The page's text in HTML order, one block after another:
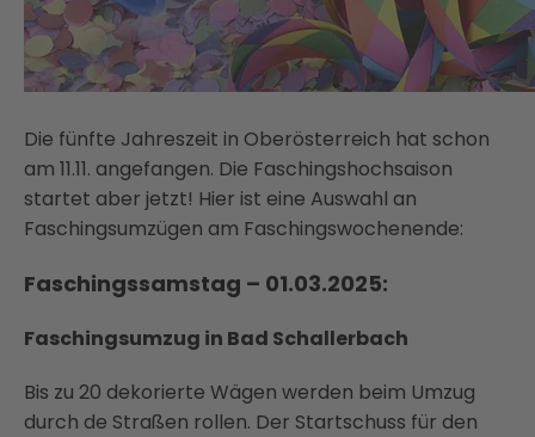
Die fünfte Jahreszeit in Oberösterreich hat schon
am 11.11. angefangen. Die Faschingshochsaison
startet aber jetzt! Hier ist eine Auswahl an
Faschingsumzügen am Faschingswochenende:
Faschingssamstag – 01.03.2025:
Faschingsumzug in Bad Schallerbach
Bis zu 20 dekorierte Wägen werden beim Umzug
durch de Straßen rollen. Der Startschuss für den